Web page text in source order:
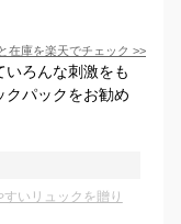
在庫を楽天でチェック >>
ろんな刺激をも
クパックをお勧め
いリュックを贈り